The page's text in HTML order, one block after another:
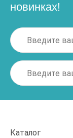
новинках!
Каталог